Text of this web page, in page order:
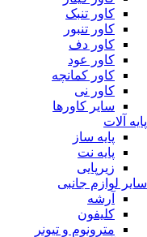
کاور تنبک
کاور تنبور
کاور دف
کاور عود
کاور کمانچه
کاور نی
سایر کاورها
پایه آلات
پایه ساز
پایه نت
زیرپایی
سایر لوازم جانبی
آرشه
کلیفون
مترونوم و تیونر